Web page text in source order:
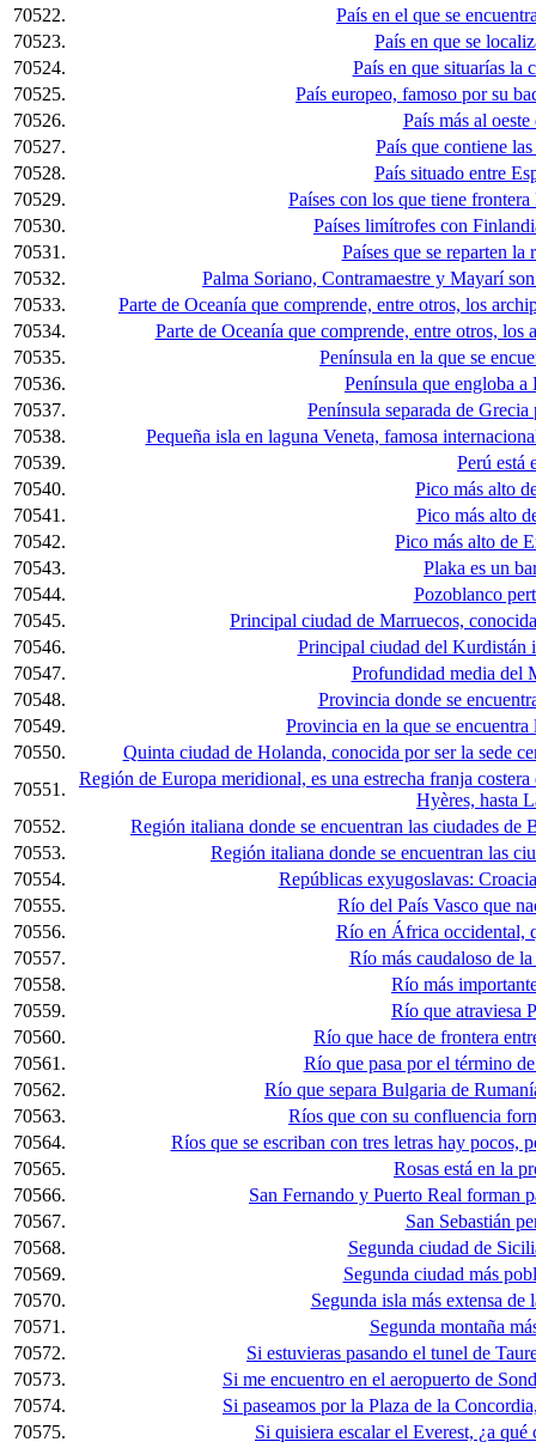
70522.
País en el que se
70523.
País en que se
70524.
País en que situarías la
70525.
País europeo, famoso por su
70526.
País más al
70527.
País que contiene
70528.
País situado entre
70529.
Países con los que tiene
70530.
Países limítrofes con
70531.
Países que se reparten la
70532.
Palma Soriano, Contramaestre y Mayarí
70533.
Parte de Oceanía que comprende, entre otros, los
70534.
Parte de Oceanía que comprende, entre otros,
70535.
Península en la que se
70536.
Península que engloba a
70537.
Península separada de
70538.
Pequeña isla en laguna Veneta, famosa
70539.
Perú está
70540.
Pico más alto
70541.
Pico más alto
70542.
Pico más alto de
70543.
Plaka es un
70544.
Pozoblanco
70545.
Principal ciudad de Marruecos,
70546.
Principal ciudad del Kurdistán
70547.
Profundidad media del
70548.
Provincia donde se
70549.
Provincia en la que se
70550.
Quinta ciudad de Holanda, conocida por ser la sede
70551.
Región de Europa meridional, es una estrecha franja
Hyères, hasta
70552.
Región italiana donde se encuentran las ciudades
70553.
Región italiana donde se encuentran las
70554.
Repúblicas exyugoslavas:
70555.
Río del País Vasco que
70556.
Río en África occidental,
70557.
Río más caudaloso de
70558.
Río más
70559.
Río que atraviesa
70560.
Río que hace de frontera
70561.
Río que pasa por el término
70562.
Río que separa Bulgaria de
70563.
Ríos que con su confluencia
70564.
Ríos que se escriban con tres letras hay pocos,
70565.
Rosas está en la
70566.
San Fernando y Puerto Real forman
70567.
San Sebastián
70568.
Segunda ciudad de
70569.
Segunda ciudad más
70570.
Segunda isla más extensa
70571.
Segunda montaña
70572.
Si estuvieras pasando el tunel de
70573.
Si me encuentro en el aeropuerto de
70574.
Si paseamos por la Plaza de la
70575.
Si quisiera escalar el Everest, ¿a